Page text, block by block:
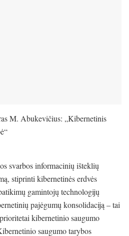
M. Abukevičius: „Kibernetinis
svarbos informacinių išteklių
stiprinti kibernetinės erdvės
gamintojų technologijų
pajėgumų konsolidaciją – tai
kibernetinio saugumo
saugumo tarybos